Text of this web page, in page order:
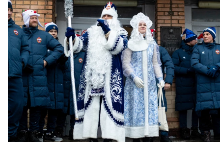
Новогодний праздник в Академии ПФК ЦСКА